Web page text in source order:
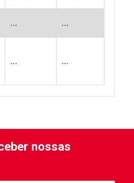
... ...
... ...
nossas